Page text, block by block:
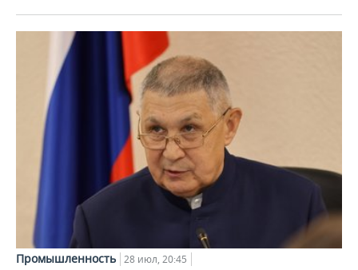
Промышленность 28 июл, 20:45